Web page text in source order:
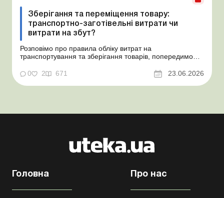
Зберігання та переміщення товару:
транспортно-заготівельні витрати чи
витрати на збут?
Розповімо про правила обліку витрат на
транспортування та зберігання товарів, попередимо
нормативне обґрунтування. Проблемні витрати:
податкові ризики та судова практика Здавалось би, у
цьому питанні неоднозначності бути не може. Однак,
0 2 671 23.06.2026
Головна Про нас